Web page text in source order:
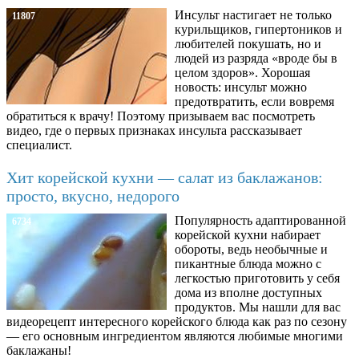
11807
Инсульт настигает не только
курильщиков, гипертоников и
любителей покушать, но и
людей из разряда «вроде бы в
целом здоров». Хорошая
новость: инсульт можно
предотвратить, если вовремя
обратиться к врачу! Поэтому призываем вас посмотреть
видео, где о первых признаках инсульта рассказывает
специалист.
Хит корейской кухни — салат из баклажанов:
просто, вкусно, недорого
6734
Популярность адаптированной
корейской кухни набирает
обороты, ведь необычные и
пикантные блюда можно с
легкостью приготовить у себя
дома из вполне доступных
продуктов. Мы нашли для вас
видеорецепт интересного корейского блюда как раз по сезону
— его основным ингредиентом являются любимые многими
баклажаны!